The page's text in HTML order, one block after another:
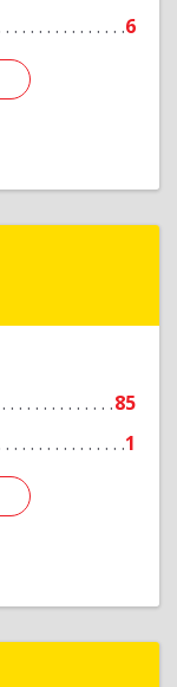
6
85
1
Подробнее